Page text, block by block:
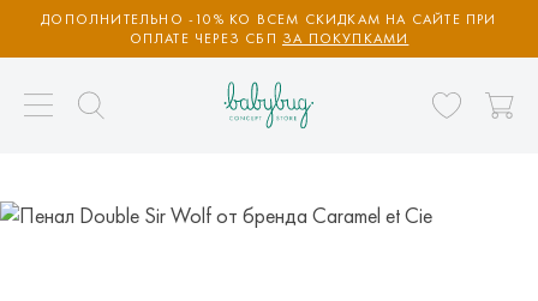
ДОПОЛНИТЕЛЬНО -10% КО ВСЕМ СКИДКАМ НА САЙТЕ ПРИ
ОПЛАТЕ ЧЕРЕЗ СБП ЗА ПОКУПКАМИ